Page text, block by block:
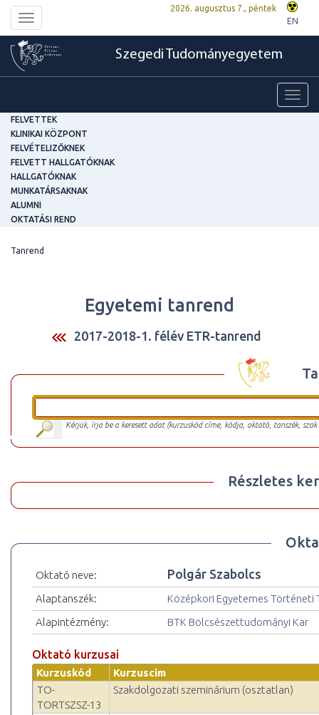
Toggle
navigation
2026. augusztus 7., péntek
EN
Szegedi Tudományegyetem
FELVETTEK
KLINIKAI KÖZPONT
FELVÉTELIZŐKNEK
FELVETT HALLGATÓKNAK
HALLGATÓKNAK
MUNKATÁRSAKNAK
ALUMNI
OKTATÁSI REND
Tanrend
Egyetemi tanrend
2017-2018-1. félév ETR-tanrend
Kérjük, írja be a keresett adat (kurzuskód címe, kódja, oktató, tanszék,
Részletes
Oktató neve: Polgár Szabolcs
Alaptanszék:
Középkori Egyetemes Történeti
Alapintézmény:
BTK Bölcsészettudományi Kar
Oktató kurzusai
Kurzuskód
Kurzuscím
TO-
TORTSZSZ-13
Szakdolgozati szeminárium (osztatlan)